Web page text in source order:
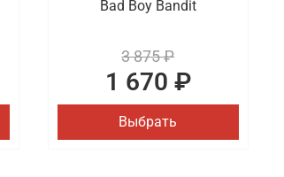
Bad Boy Bandit
3 875 ₽
1 670 ₽
Выбрать